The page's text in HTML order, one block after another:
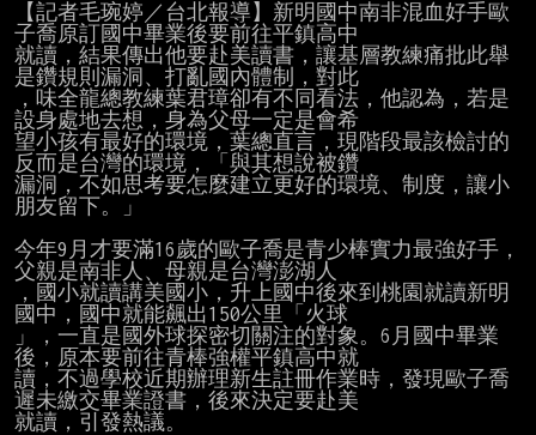
【記者毛琬婷／台北報導】新明國中南非混血好手歐
子喬原訂國中畢業後要前往平鎮高中
就讀，結果傳出他要赴美讀書，讓基層教練痛批此舉
是鑽規則漏洞、打亂國內體制，對此
，味全龍總教練葉君璋卻有不同看法，他認為，若是
設身處地去想，身為父母一定是會希
望小孩有最好的環境，葉總直言，現階段最該檢討的
反而是台灣的環境，「與其想說被鑽
漏洞，不如思考要怎麼建立更好的環境、制度，讓小
朋友留下。」
今年9月才要滿16歲的歐子喬是青少棒實力最強好手，
父親是南非人、母親是台灣澎湖人
，國小就讀講美國小，升上國中後來到桃園就讀新明
國中，國中就能飆出150公里「火球
」，一直是國外球探密切關注的對象。6月國中畢業
後，原本要前往青棒強權平鎮高中就
讀，不過學校近期辦理新生註冊作業時，發現歐子喬
遲未繳交畢業證書，後來決定要赴美
就讀，引發熱議。